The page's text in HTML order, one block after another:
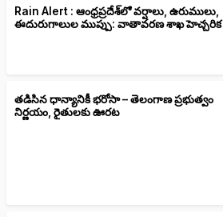
Rain Alert : ఆంధ్రప్రదేశ్‌లో వర్షాలు, ఉరుములు,
ఈదురుగాలుల ముప్పు: వాతావరణ శాఖ హెచ్చరిక
తడిసిన ధాన్యానికీ భరోసా – తెలంగాణ ప్రభుత్వం
నిర్ణయం, రైతులకు ఊరట